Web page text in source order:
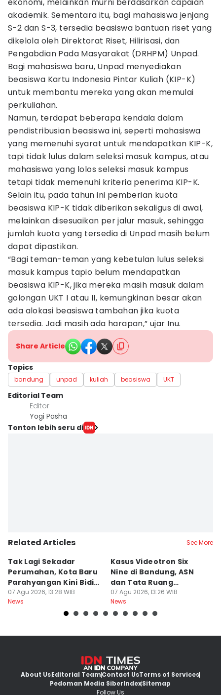
akademik. Sementara itu, bagi mahasiswa jenjang
S-2 dan S-3, tersedia beasiswa bantuan riset yang
dikelola oleh Direktorat Riset, Hilirisasi, dan
Pengabdian Pada Masyarakat (DRHPM) Unpad.
Bagi mahasiswa baru, Unpad menyediakan
beasiswa Kartu Indonesia Pintar Kuliah (KIP-K)
untuk membantu mereka yang akan memulai
perkuliahan.
Namun, terdapat beberapa kendala dalam
pendistribusian beasiswa ini, seperti mahasiswa
yang memenuhi syarat untuk mendapatkan KIP-K,
tapi tidak lulus dalam seleksi masuk kampus, atau
mahasiswa yang lolos seleksi masuk kampus
tetapi tidak memenuhi kriteria penerima KIP-K.
Selain itu, pada tahun ini pemberian kuota
beasiswa KIP-K tidak diberikan sekaligus di awal,
melainkan disesuaikan per jalur masuk, sehingga
jumlah kuota yang tersedia di Unpad masih belum
dapat dipastikan.
“Bagi teman-teman yang kebetulan lulus seleksi
masuk kampus tapio belum mendapatkan
beasiswa KIP-K, jika mereka masih masuk dalam
golongan UKT I atau II, kemungkinan besar akan
ada alokasi beasiswa tambahan jika kuota
tersedia. Jadi masih ada harapan,” ujar Inu.
Share Article
Topics
bandung unpad kuliah beasiswa UKT
Editorial Team
Editor
Yogi Pasha
Tonton lebih seru di
Related Articles See More
Tak Lagi Sekadar
Perumahan, Kota Baru
Parahyangan Kini Bidik
Wisatawan
07 Agu 2026, 13:28 WIB
News
Kasus Videotron Six
Nine di Bandung, ASN
dan Tata Ruang
Diperiksa
07 Agu 2026, 13:26 WIB
News
About UsEditorial TeamContact UsTerms of Services
Pedoman Media SiberIndexSitemap
Follow Us